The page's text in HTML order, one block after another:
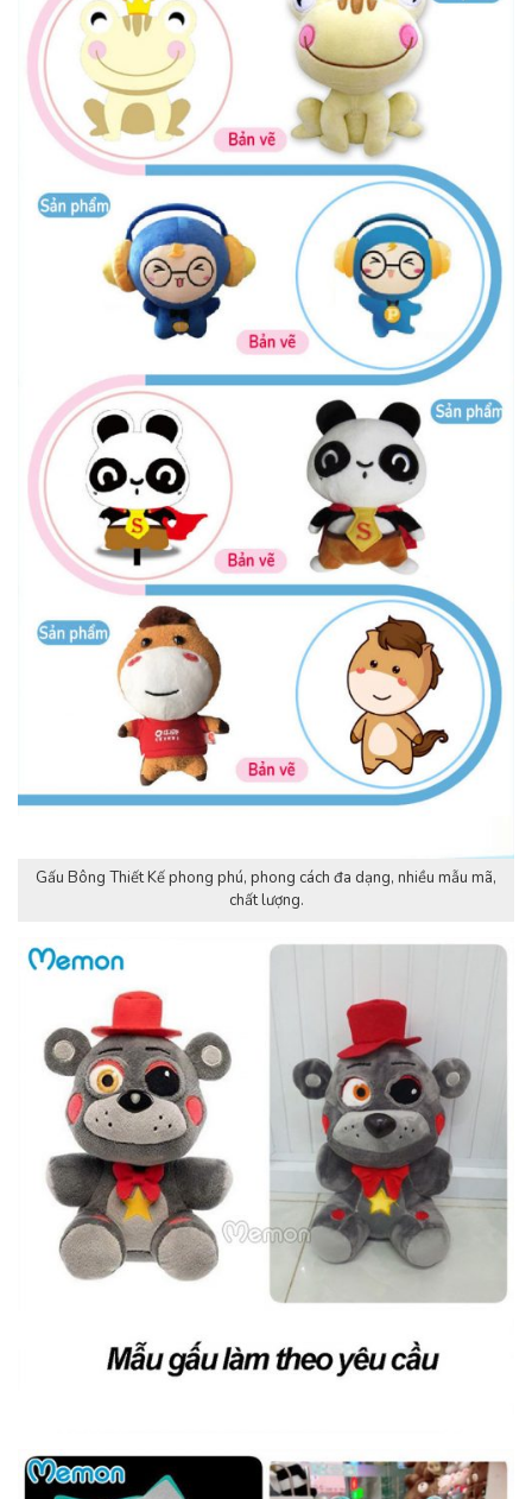
Gấu Bông Thiết Kế phong phú, phong cách đa dạng, nhiều mẫu mã,
chất lượng.